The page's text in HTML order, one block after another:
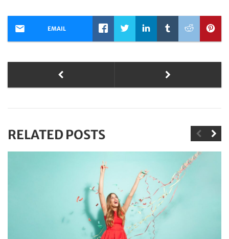
EMAIL
RELATED POSTS